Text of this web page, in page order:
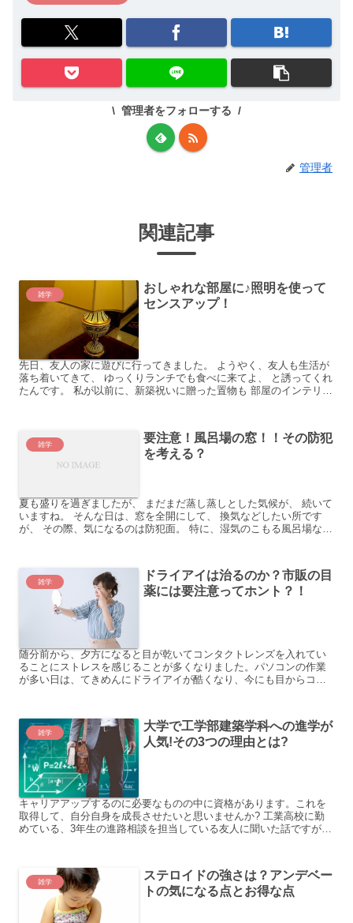
管理者をフォローする
管理者
関連記事
雑学
おしゃれな部屋に♪照明を使って
センスアップ！
先日、友人の家に遊びに行ってきました。 ようやく、友人も生活が
落ち着いてきて、 ゆっくりランチでも食べに来てよ、 と誘ってくれ
たんです。 私が以前に、新築祝いに贈った置物も 部屋のインテリア
雑学
要注意！風呂場の窓！！その防犯
を考える？
夏も盛りを過ぎましたが、 まだまだ蒸し蒸しとした気候が、 続いて
いますね。 そんな日は、窓を全開にして、 換気などしたい所です
が、 その際、気になるのは防犯面。 特に、湿気のこもる風呂場など
雑学
ドライアイは治るのか？市販の目
薬には要注意ってホント？！
随分前から、夕方になると目が乾いてコンタクトレンズを入れてい
ることにストレスを感じることが多くなりました。パソコンの作業
が多い日は、てきめんにドライアイが酷くなり、今にも目からコン
雑学
大学で工学部建築学科への進学が
人気!その3つの理由とは?
キャリアアップするのに必要なものの中に資格があります。これを
取得して、自分自身を成長させたいと思いませんか? 工業高校に勤
めている、3年生の進路相談を担当している友人に聞いた話ですが、
雑学
ステロイドの強さは？アンデベー
トの気になる点とお得な点